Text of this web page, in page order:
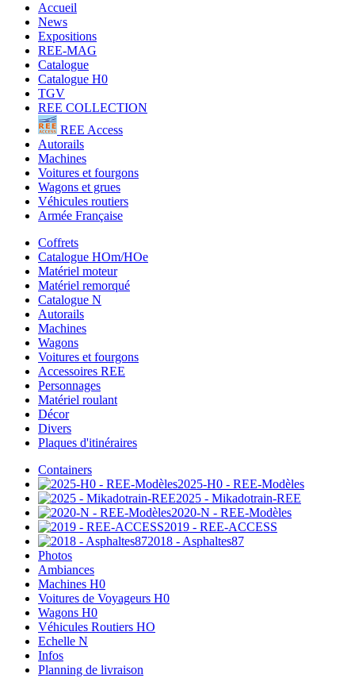
Accueil
News
Expositions
REE-MAG
Catalogue
Catalogue H0
TGV
REE COLLECTION
REE Access
Autorails
Machines
Voitures et fourgons
Wagons et grues
Véhicules routiers
Armée Française
Coffrets
Catalogue HOm/HOe
Matériel moteur
Matériel remorqué
Catalogue N
Autorails
Machines
Wagons
Voitures et fourgons
Accessoires REE
Personnages
Matériel roulant
Décor
Divers
Plaques d'itinéraires
Containers
2025-H0 - REE-Modèles
2025 - Mikadotrain-REE
2020-N - REE-Modèles
2019 - REE-ACCESS
2018 - Asphaltes87
Photos
Ambiances
Machines H0
Voitures de Voyageurs H0
Wagons H0
Véhicules Routiers HO
Echelle N
Infos
Planning de livraison